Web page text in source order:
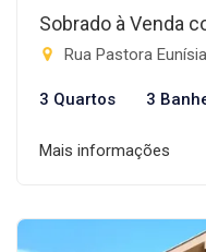
Sobrado à Venda
Rua Pastora Eunísia
3 Quartos 3
Mais informações